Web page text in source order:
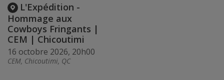
L'Expédition -
Hommage aux
Cowboys Fringants |
CEM | Chicoutimi
16 octobre 2026, 20h00
CEM, Chicoutimi, QC